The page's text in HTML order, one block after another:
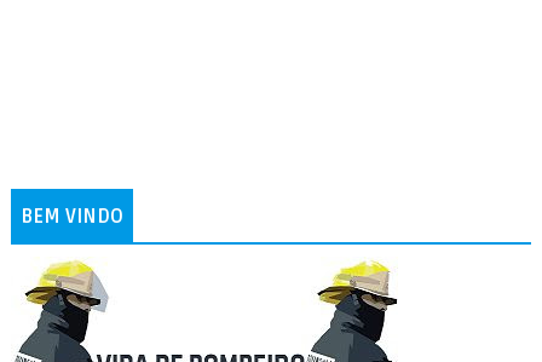
BEM VINDO